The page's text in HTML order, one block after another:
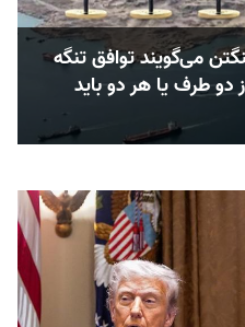
می‌گویند توافق تنگه
دو طرف یا هر دو باید